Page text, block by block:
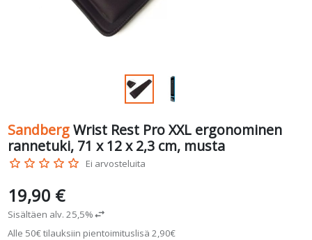
SandbergWrist Rest Pro XXL ergonominen
rannetuki, 71 x 12 x 2,3 cm, musta
star_border star_border star_border star_border star_border Ei arvosteluita
19,90 €
Sisältäen alv. 25,5%swap_horiz
Alle 50€ tilauksiin pientoimituslisä 2,90€